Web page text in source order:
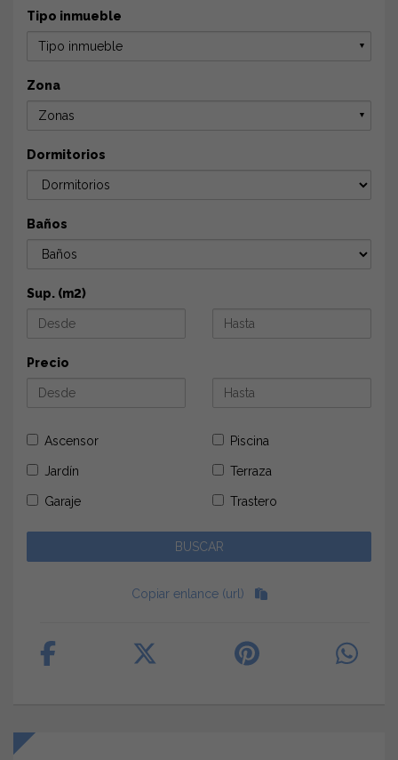
Tipo inmueble
Tipo inmueble ▼
Zona
Zonas ▼
Dormitorios
Baños
Sup. (m2)
Precio
Ascensor Piscina
Jardín Terraza
Garaje Trastero
Copiar enlance (url)